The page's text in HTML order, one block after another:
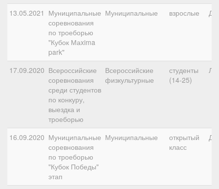
13.05.2021 Муниципальные
соревнования
по троеборью
"Кубок Маxima
park"
Муниципальные взрослые
17.09.2020 Всероссийские
соревнования
среди студентов
по конкуру,
выездка и
троеборью
Всероссийские
физкультурные
студенты
(14-25)
16.09.2020 Муниципальные
соревнования
по троеборью
"Кубок Победы"
этап
Муниципальные
открытый
класс